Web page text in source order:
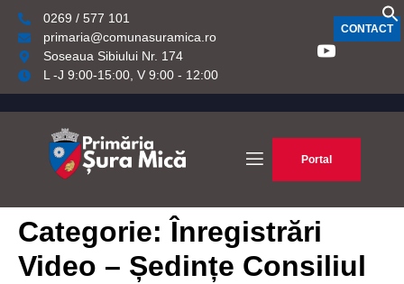
0269 / 577 101
primaria@comunasuramica.ro
Soseaua Sibiului Nr. 174
L -J 9:00-15:00, V 9:00 - 12:00
CONTACT
Portal
Categorie:Înregistrări
Video – Ședințe Consiliul